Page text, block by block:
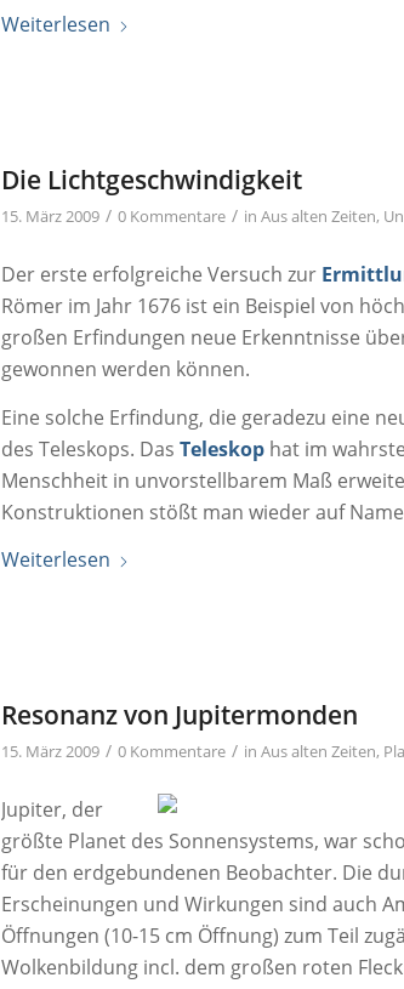
Weiterlesen
Die Lichtgeschwindigkeit
15. März 2009 / 0 Kommentare / inAus alten Zeiten,
Der erste erfolgreiche Versuch zur
Römer im Jahr 1676 ist ein Beispiel von
großen Erfindungen neue Erkenntnisse
gewonnen werden können.
Eine solche Erfindung, die geradezu eine
des Teleskops. DasTeleskop hat im
Menschheit in unvorstellbarem Maß
Konstruktionen stößt man wieder auf
Weiterlesen
Resonanz von Jupitermonden
15. März 2009 / 0 Kommentare / inAus alten Zeiten,
Jupiter, der
größte Planet des Sonnensystems, war
für den erdgebundenen Beobachter. Die
Erscheinungen und Wirkungen sind auch
Öffnungen (10-15 cm Öffnung) zum Teil
Wolkenbildung incl. dem großen roten